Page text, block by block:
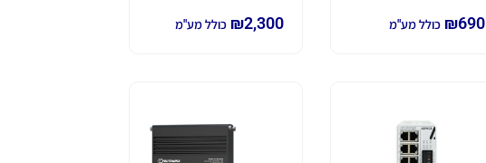
₪690 כולל מע"מ
פורטים SFP₪2,300 כולל מע"מ